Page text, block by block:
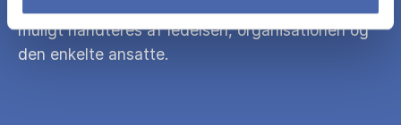
muligt håndteres af ledelsen, organisationen og
den enkelte ansatte.